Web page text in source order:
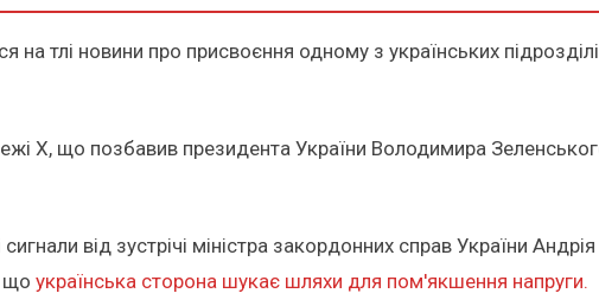
тлі новини про присвоєння одному з українських
Х, що позбавив президента України Володимира
від зустрічі міністра закордонних справ України
що українська сторона шукає шляхи для пом'якшення напруги.